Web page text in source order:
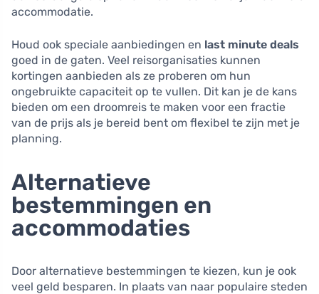
accommodatie.
Houd ook speciale aanbiedingen en last minute deals
goed in de gaten. Veel reisorganisaties kunnen
kortingen aanbieden als ze proberen om hun
ongebruikte capaciteit op te vullen. Dit kan je de kans
bieden om een droomreis te maken voor een fractie
van de prijs als je bereid bent om flexibel te zijn met je
planning.
Alternatieve
bestemmingen en
accommodaties
Door alternatieve bestemmingen te kiezen, kun je ook
veel geld besparen. In plaats van naar populaire steden